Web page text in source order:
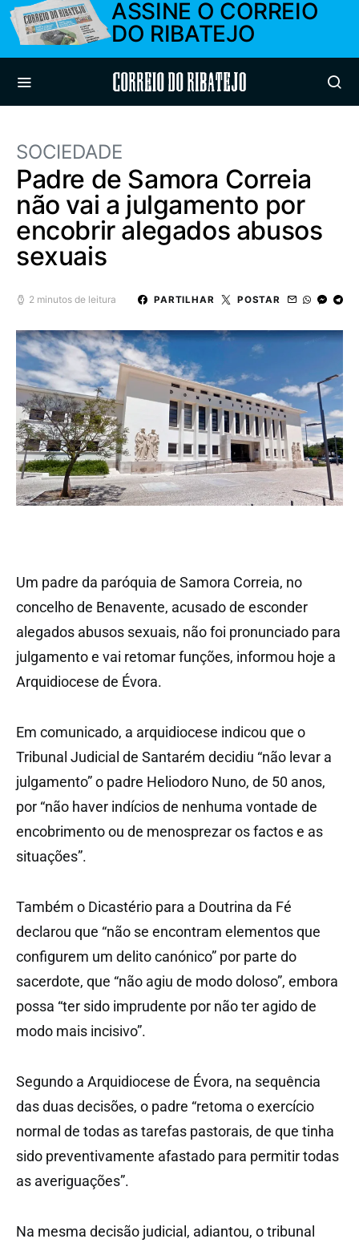
ASSINE O CORREIO
DO RIBATEJO
Correio do Ribatejo
SOCIEDADE
Padre de Samora Correia
não vai a julgamento por
encobrir alegados abusos
sexuais
2 minutos de leitura PARTILHAR POSTAR
Um padre da paróquia de Samora Correia, no
concelho de Benavente, acusado de esconder
alegados abusos sexuais, não foi pronunciado para
julgamento e vai retomar funções, informou hoje a
Arquidiocese de Évora.
Em comunicado, a arquidiocese indicou que o
Tribunal Judicial de Santarém decidiu “não levar a
julgamento” o padre Heliodoro Nuno, de 50 anos,
por “não haver indícios de nenhuma vontade de
encobrimento ou de menosprezar os factos e as
situações”.
Também o Dicastério para a Doutrina da Fé
declarou que “não se encontram elementos que
configurem um delito canónico” por parte do
sacerdote, que “não agiu de modo doloso”, embora
possa “ter sido imprudente por não ter agido de
modo mais incisivo”.
Segundo a Arquidiocese de Évora, na sequência
das duas decisões, o padre “retoma o exercício
normal de todas as tarefas pastorais, de que tinha
sido preventivamente afastado para permitir todas
as averiguações”.
Na mesma decisão judicial, adiantou, o tribunal